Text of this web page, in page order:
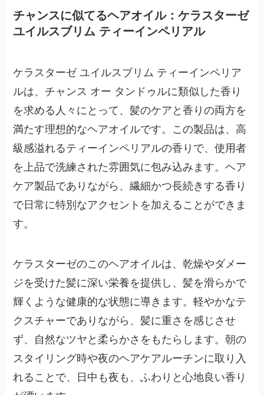
チャンスに似てるヘアオイル：ケラスターゼ
ユイルスブリム ティーインペリアル
ケラスターゼ ユイルスブリム ティーインペリア
ルは、チャンス オー タンドゥルに類似した香り
を求める人々にとって、髪のケアと香りの両方を
満たす理想的なヘアオイルです。この製品は、 高
級感溢れるティーインペリアルの香り で、使用者
を上品で洗練された雰囲気に包み込みます。ヘア
ケア製品でありながら、繊細かつ長続きする香り
で日常に特別なアクセントを加えることができま
す。
ケラスターゼのこのヘアオイルは、乾燥やダメー
ジを受けた髪に深い栄養を提供し、髪を滑らかで
輝くような健康的な状態に導きます。軽やかなテ
クスチャーでありながら、髪に重さを感じさせ
ず、自然なツヤと柔らかさをもたらします。朝の
スタイリング時や夜のヘアケアルーチンに取り入
れることで、日中も夜も、ふわりと心地良い香り